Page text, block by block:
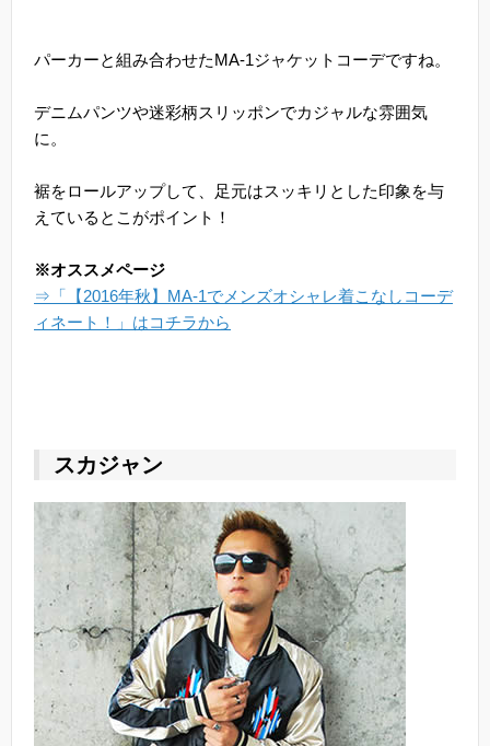
パーカーと組み合わせたMA-1ジャケットコーデですね。
デニムパンツや迷彩柄スリッポンでカジャルな雰囲気
に。
裾をロールアップして、足元はスッキリとした印象を与
えているとこがポイント！
※オススメページ
⇒「【2016年秋】MA-1でメンズオシャレ着こなしコーデ
ィネート！」はコチラから
スカジャン